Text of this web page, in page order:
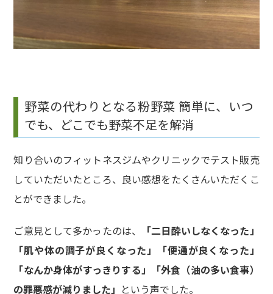
野菜の代わりとなる粉野菜 簡単に、いつ
でも、どこでも野菜不足を解消
知り合いのフィットネスジムやクリニックでテスト販売
していただいたところ、良い感想をたくさんいただくこ
とができました。
ご意見として多かったのは、
「二日酔いしなくなった」
「肌や体の調子が良くなった」「便通が良くなった」
「なんか身体がすっきりする」「外食（油の多い食事）
の罪悪感が減りました」 という声でした。